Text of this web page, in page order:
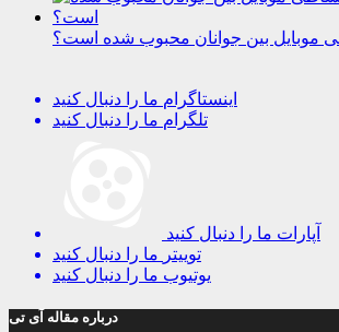
موبایل بین جوانان محبوب شده است؟
اینستاگرام ما را دنبال کنید
تلگرام ما را دنبال کنید
آپارات ما را دنبال کنید
توییتر ما را دنبال کنید
یوتیوب ما را دنبال کنید
درباره مقاله آی تی